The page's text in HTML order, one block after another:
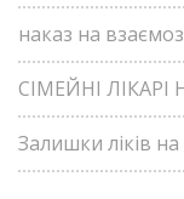
наказ на
СІМЕЙНІ
Залишки ліків на